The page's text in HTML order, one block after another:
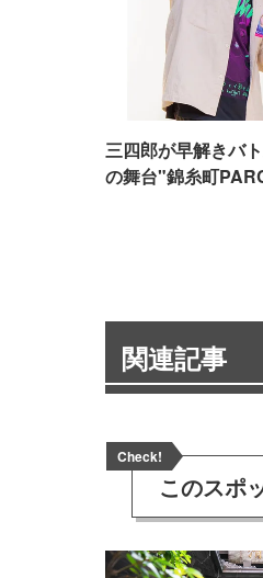
三四郎が早解きバ
の舞台"錦糸町
関連記事
Check!
このスポ